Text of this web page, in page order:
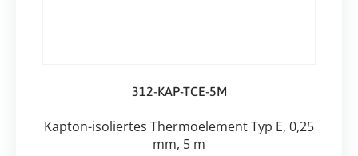
312-KAP-TCE-5M
Kapton-isoliertes Thermoelement Typ E, 0,25
mm, 5 m